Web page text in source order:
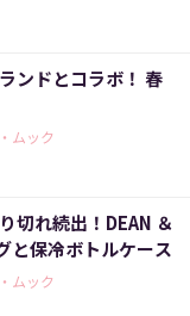
ンドとコラボ！ 春
ムック
切れ続出！DEAN ＆
と保冷ボトルケース
ムック